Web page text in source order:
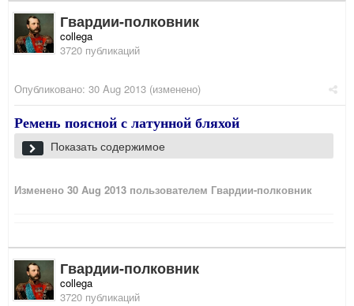
Гвардии-полковник
collega
3720 публикаций
Опубликовано: 30 Aug 2013 (изменено)
Ремень поясной с латунной бляхой
Показать содержимое
Изменено 30 Aug 2013 пользователем Гвардии-полковник
Гвардии-полковник
collega
3720 публикаций